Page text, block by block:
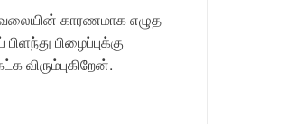
காரணமாக எழுத
பிழைப்புக்கு
விரும்புகிறேன்.